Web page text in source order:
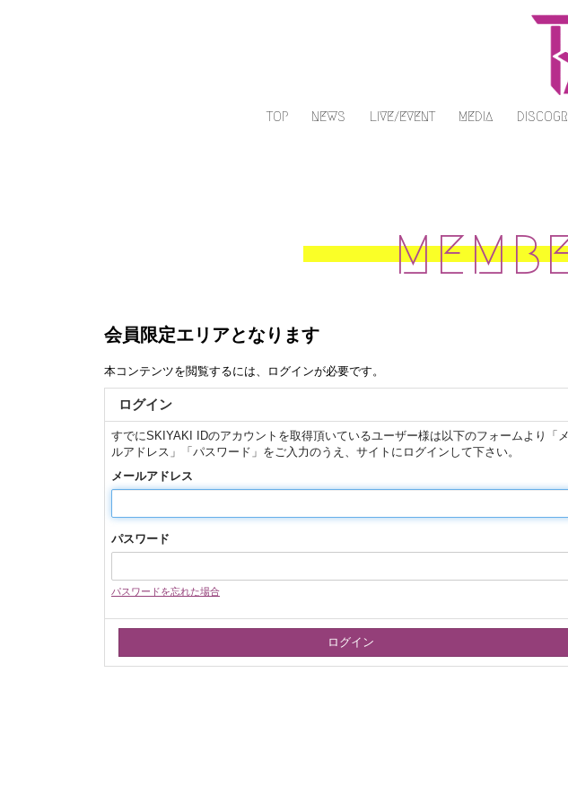
TOP NEWS LIVE/EVENT MEDIA
会員限定エリアとなります
本コンテンツを閲覧するには、ログインが必要です。
ログイン
すでにSKIYAKI IDのアカウントを取得頂いているユーザー様は以下のフォームより「
ルアドレス」「パスワード」をご入力のうえ、サイトにログインして下さい。
メールアドレス
パスワード
パスワードを忘れた場合